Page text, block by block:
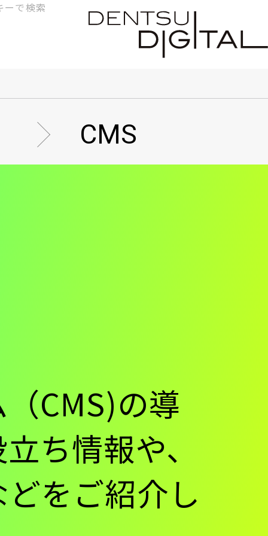
検
索
CMS
CMS)の導
ち情報や、
をご紹介し